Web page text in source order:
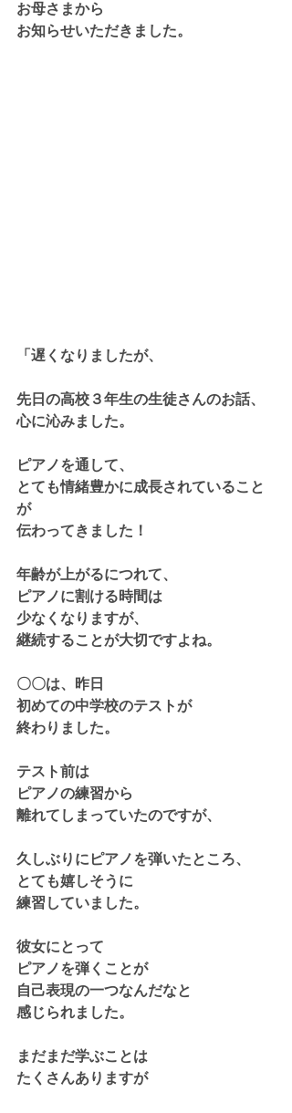
お母さまから
お知らせいただきました。
「遅くなりましたが、
先日の高校３年生の生徒さんのお話、
心に沁みました。
ピアノを通して、
とても情緒豊かに成長されていること
が
伝わってきました！
年齢が上がるにつれて、
ピアノに割ける時間は
少なくなりますが、
継続することが大切ですよね。
〇〇は、昨日
初めての中学校のテストが
終わりました。
テスト前は
ピアノの練習から
離れてしまっていたのですが、
久しぶりにピアノを弾いたところ、
とても嬉しそうに
練習していました。
彼女にとって
ピアノを弾くことが
自己表現の一つなんだなと
感じられました。
まだまだ学ぶことは
たくさんありますが